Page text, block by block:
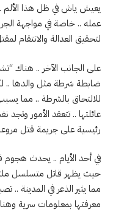
يعيش ياش في ظل هذا الألم
عمله .. خاصة في مواجهة
لتحقيق العدالة والانتقام
على الجانب الآخر .. هناك
ضابطة شرطة مثل والدها ..
للالتحاق بالشرطة .. مما
عائلتها .. تتعقد الأمور
رئيسية على جريمة قتل
في أحد الأيام .. يحدث
حيث يظهر قاتل متسلسل
مما يثير الذعر في المدينة ..
معرفتها بمعلومات سرية